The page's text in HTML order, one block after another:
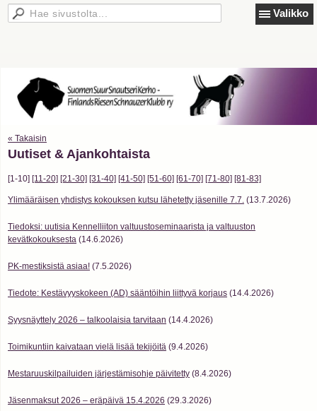
Valikko
« Takaisin
Uutiset & Ajankohtaista
[1-10] [11-20] [21-30] [31-40] [41-50] [51-60] [61-70] [71-80] [81-83]
Ylimääräisen yhdistys kokouksen kutsu lähetetty jäsenille 7.7. (13.7.2026)
Tiedoksi: uutisia Kennelliiton valtuustoseminaarista ja valtuuston
kevätkokouksesta (14.6.2026)
PK-mestiksistä asiaa! (7.5.2026)
Tiedote: Kestävyyskokeen (AD) sääntöihin liittyvä korjaus (14.4.2026)
Syysnäyttely 2026 – talkoolaisia tarvitaan (14.4.2026)
Toimikuntiin kaivataan vielä lisää tekijöitä (9.4.2026)
Mestaruuskilpailuiden järjestämisohje päivitetty (8.4.2026)
Jäsenmaksut 2026 – eräpäivä 15.4.2026 (29.3.2026)